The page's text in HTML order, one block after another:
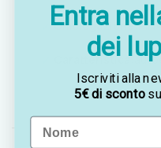
Omologazione:
Caratteristica:
Entra
dei
Iscriviti alla
5€ di sconto
Name